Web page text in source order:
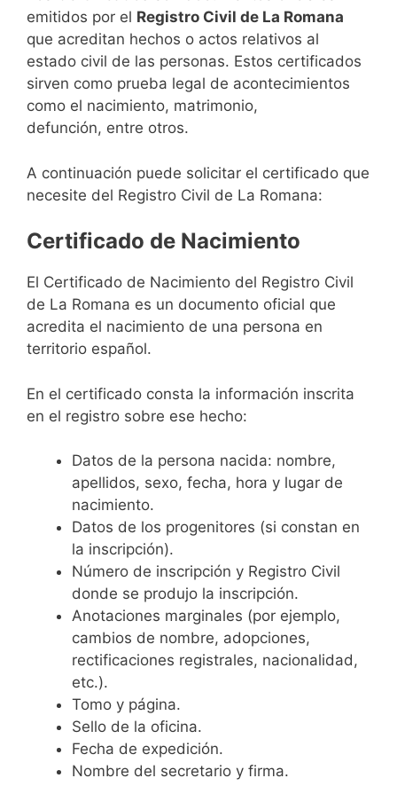
emitidos por el Registro Civil de La Romana
que acreditan hechos o actos relativos al
estado civil de las personas. Estos certificados
sirven como prueba legal de acontecimientos
como el nacimiento, matrimonio,
defunción, entre otros.
A continuación puede solicitar el certificado que
necesite del Registro Civil de La Romana:
Certificado de Nacimiento
El Certificado de Nacimiento del Registro Civil
de La Romana es un documento oficial que
acredita el nacimiento de una persona en
territorio español.
En el certificado consta la información inscrita
en el registro sobre ese hecho:
Datos de la persona nacida: nombre,
apellidos, sexo, fecha, hora y lugar de
nacimiento.
Datos de los progenitores (si constan en
la inscripción).
Número de inscripción y Registro Civil
donde se produjo la inscripción.
Anotaciones marginales (por ejemplo,
cambios de nombre, adopciones,
rectificaciones registrales, nacionalidad,
etc.).
Tomo y página.
Sello de la oficina.
Fecha de expedición.
Nombre del secretario y firma.